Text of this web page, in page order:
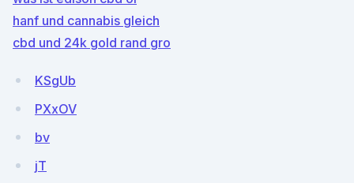
hanf und cannabis gleich
cbd und 24k gold rand gro
KSgUb
PXxOV
bv
jT